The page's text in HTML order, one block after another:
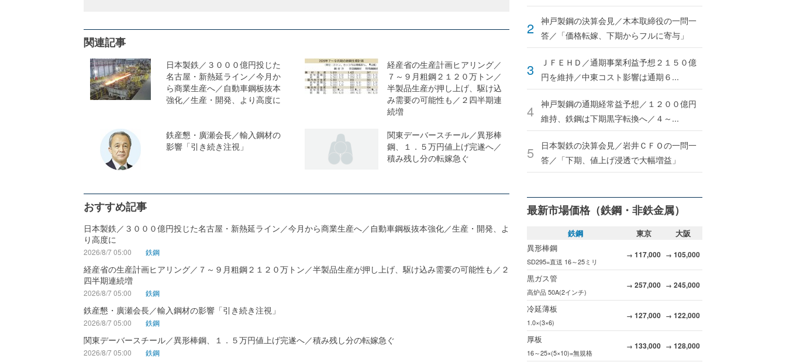
関連記事
日本製鉄／３０００億円投じた
名古屋・新熱延ライン／今月か
ら商業生産へ／自動車鋼板抜本
強化／生産・開発、より高度に
経産省の生産計画ヒアリング／
７～９月粗鋼２１２０万トン／
半製品生産が押し上げ、駆け込
み需要の可能性も／２四半期連
続増
鉄産懇・廣瀬会長／輸入鋼材の
影響「引き続き注視」
関東デーバースチール／異形棒
鋼、１．５万円値上げ完遂へ／
積み残し分の転嫁急ぐ
おすすめ記事
日本製鉄／３０００億円投じた名古屋・新熱延ライン／今月から商業生産へ／自動車鋼板抜本強化／生産・開発、よ
り高度に
2026/8/7 05:00 鉄鋼
経産省の生産計画ヒアリング／７～９月粗鋼２１２０万トン／半製品生産が押し上げ、駆け込み需要の可能性も／２
四半期連続増
2026/8/7 05:00 鉄鋼
鉄産懇・廣瀬会長／輸入鋼材の影響「引き続き注視」
2026/8/7 05:00 鉄鋼
関東デーバースチール／異形棒鋼、１．５万円値上げ完遂へ／積み残し分の転嫁急ぐ
2026/8/7 05:00 鉄鋼
神戸製鋼の決算会見／木本取締役の一問一
答／「価格転嫁、下期からフルに寄与」
ＪＦＥＨＤ／通期事業利益予想２１５０億
円を維持／中東コスト影響は通期６...
神戸製鋼の通期経常益予想／１２００億円
維持、鉄鋼は下期黒字転換へ／４～...
日本製鉄の決算会見／岩井ＣＦＯの一問一
答／「下期、値上げ浸透で大幅増益」
最新市場価格（鉄鋼・非鉄金属）
鉄鋼 東京
大阪
異形棒鋼
SD295=直送 16～25ミリ
→ 117,000 → 105,000
黒ガス管
高炉品 50A(2インチ)
→ 257,000 → 245,000
冷延薄板
1.0×(3×6)
→ 127,000 → 122,000
厚板
16～25×(5×10)=無規格
→ 133,000 → 128,000